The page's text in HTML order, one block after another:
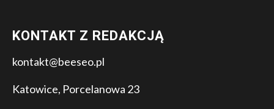
KONTAKT Z REDAKCJĄ
kontakt@beeseo.pl
Katowice, Porcelanowa 23